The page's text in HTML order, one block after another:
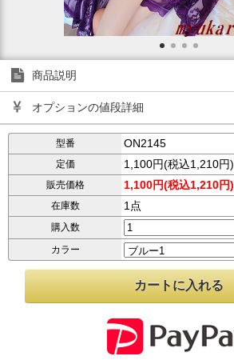
商品説明
オプションの値段詳細
型番 ON2145
定価 1,100円(税込1,210円)
販売価格 1,100円(税込1,210円)
在庫数 1点
購入数
カラー